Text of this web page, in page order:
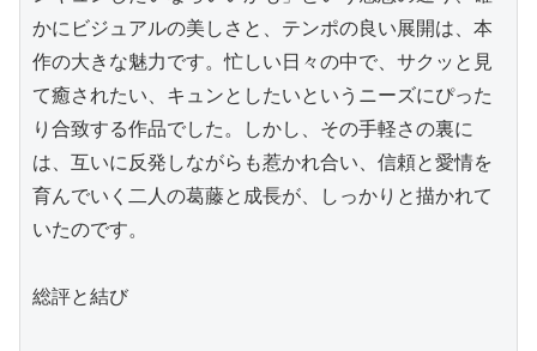
かにビジュアルの美しさと、テンポの良い展開は、本
作の大きな魅力です。忙しい日々の中で、サクッと見
て癒されたい、キュンとしたいというニーズにぴった
り合致する作品でした。しかし、その手軽さの裏に
は、互いに反発しながらも惹かれ合い、信頼と愛情を
育んでいく二人の葛藤と成長が、しっかりと描かれて
いたのです。
総評と結び